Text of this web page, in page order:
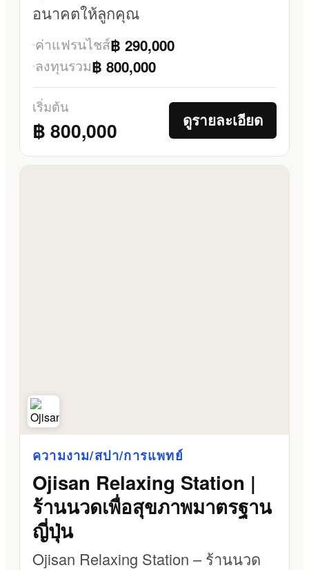
อนาคตให้ลูกคุณ
ค่าแฟรนไชส์฿ 290,000
ลงทุนรวม฿ 800,000
เริ่มต้น
฿ 800,000 ดูรายละเอียด
ความงาม/สปา/การแพทย์
Ojisan Relaxing Station |
ร้านนวดเพื่อสุขภาพมาตรฐาน
ญี่ปุ่น
Ojisan Relaxing Station – ร้านนวด